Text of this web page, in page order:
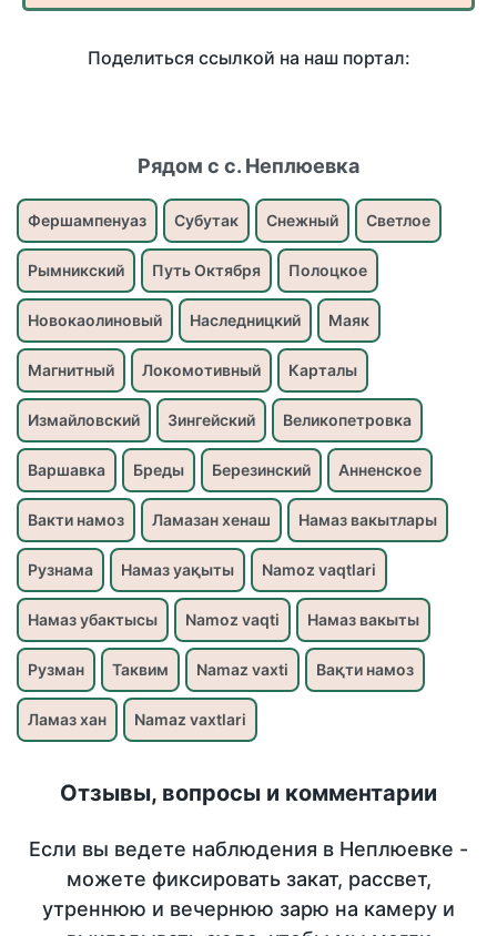
Поделиться ссылкой на наш портал:
Рядом с с. Неплюевка
Фершампенуаз Субутак Снежный Светлое
Рымникский Путь Октября Полоцкое
Новокаолиновый Наследницкий Маяк
Магнитный Локомотивный Карталы
Измайловский Зингейский Великопетровка
Варшавка Бреды Березинский Анненское
Вакти намоз Ламазан хенаш Намаз вакытлары
Рузнама Намаз уақыты Namoz vaqtlari
Намаз убактысы Namoz vaqti Намаз вакыты
Рузман Таквим Namaz vaxti Вақти намоз
Ламаз хан Namaz vaxtlari
Отзывы, вопросы и комментарии
Если вы ведете наблюдения в Неплюевке -
можете фиксировать закат, рассвет,
утреннюю и вечернюю зарю на камеру и